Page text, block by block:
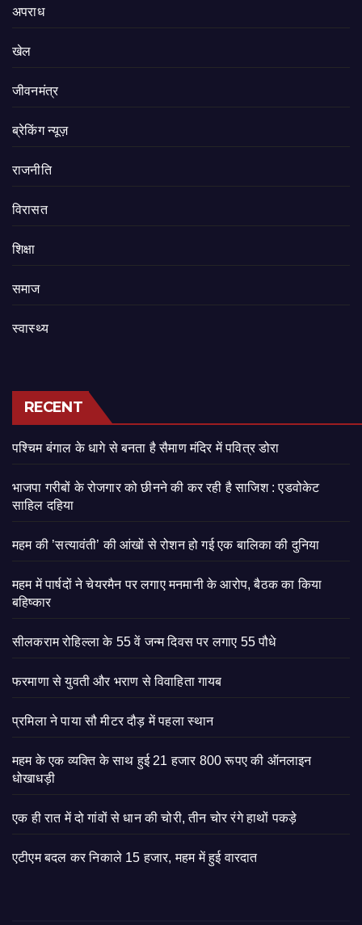
अपराध
खेल
जीवनमंत्र
ब्रेकिंग न्यूज़
राजनीति
‍‍विरासत
शिक्षा
समाज
स्वास्थ्य
RECENT
पश्चिम बंगाल के धागे से बनता है सैमाण मंदिर में पवित्र डोरा
भाजपा गरीबों के रोजगार को छीनने की कर रही है साजिश : एडवोकेट
साहिल दहिया
महम की ’सत्यावंती’ की आंखों से रोशन हो गई एक बालिका की दुनिया
महम में पार्षदों ने चेयरमैन पर लगाए मनमानी के आरोप, बैठक का किया
बहिष्कार
सीलकराम रोहिल्ला के 55 वें जन्म दिवस पर लगाए 55 पौधे
फरमाणा से युवती और भराण से विवाहिता गायब
प्रमिला ने पाया सौ मीटर दौड़ में पहला स्थान
महम के एक व्यक्ति के साथ हुई 21 हजार 800 रूपए की ऑनलाइन
धोखाधड़ी
एक ही रात में दो गांवों से धान की चोरी, तीन चोर रंगे हाथों पकड़े
एटीएम बदल कर निकाले 15 हजार, महम में हुई वारदात